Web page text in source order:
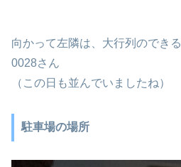
向かって左隣は、大行列のでき
0028さん
（この日も並んでいましたね）
駐車場の場所